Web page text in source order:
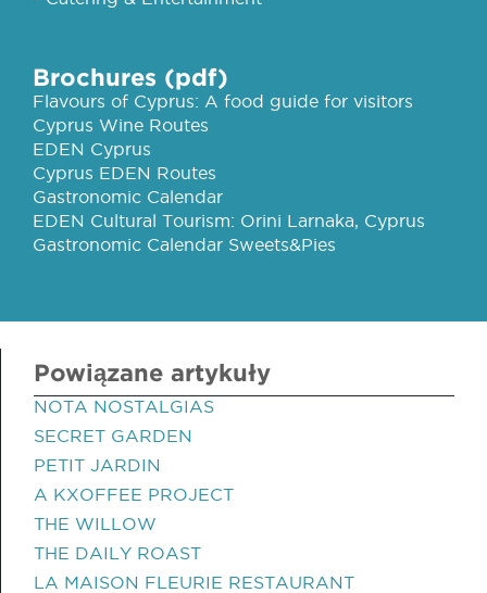
Brochures (pdf)
Flavours of Cyprus: A food guide for visitors
Cyprus Wine Routes
EDEN Cyprus
Cyprus EDEN Routes
Gastronomic Calendar
EDEN Cultural Tourism: Orini Larnaka, Cyprus
Gastronomic Calendar Sweets&Pies
Powiązane artykuły
NOTA NOSTALGIAS
SECRET GARDEN
PETIT JARDIN
A KXOFFEE PROJECT
THE WILLOW
THE DAILY ROAST
LA MAISON FLEURIE RESTAURANT